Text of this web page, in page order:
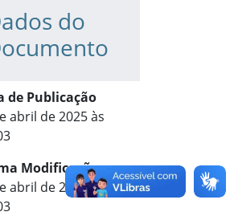
do
de Publicação
abril de 2025 às
Modificação
abril de 2025 às